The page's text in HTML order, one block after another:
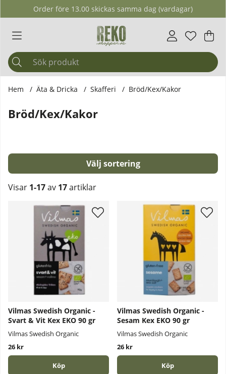
Order före 13.00 skickas samma dag (vardagar)
Antal i
. .
Hem Äta & Dricka Skafferi Bröd/Kex/Kakor
Bröd/Kex/Kakor
Sortera
Visar 1-17av 17artiklar
Produkter
Vilmas Swedish Organic -
Svart & Vit Kex EKO 90 gr
Vilmas Swedish Organic
26 kr
Köp
Vilmas Swedish Organic -
Sesam Kex EKO 90 gr
Vilmas Swedish Organic
26 kr
Köp